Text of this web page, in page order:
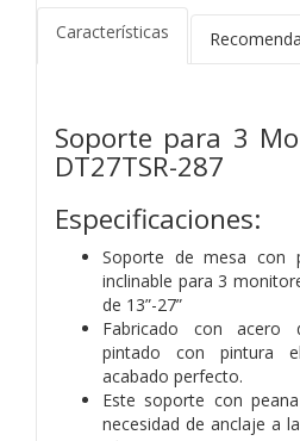
Características
Soporte para 3
DT27TSR-287
Especificaciones:
Soporte de mesa con
inclinable para 3
de 13”-27”
Fabricado con acero
pintado con pintura
acabado perfecto.
Este soporte con
necesidad de anclaje a